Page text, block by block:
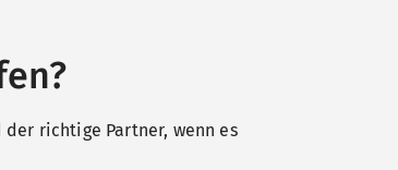
richtige Partner, wenn es